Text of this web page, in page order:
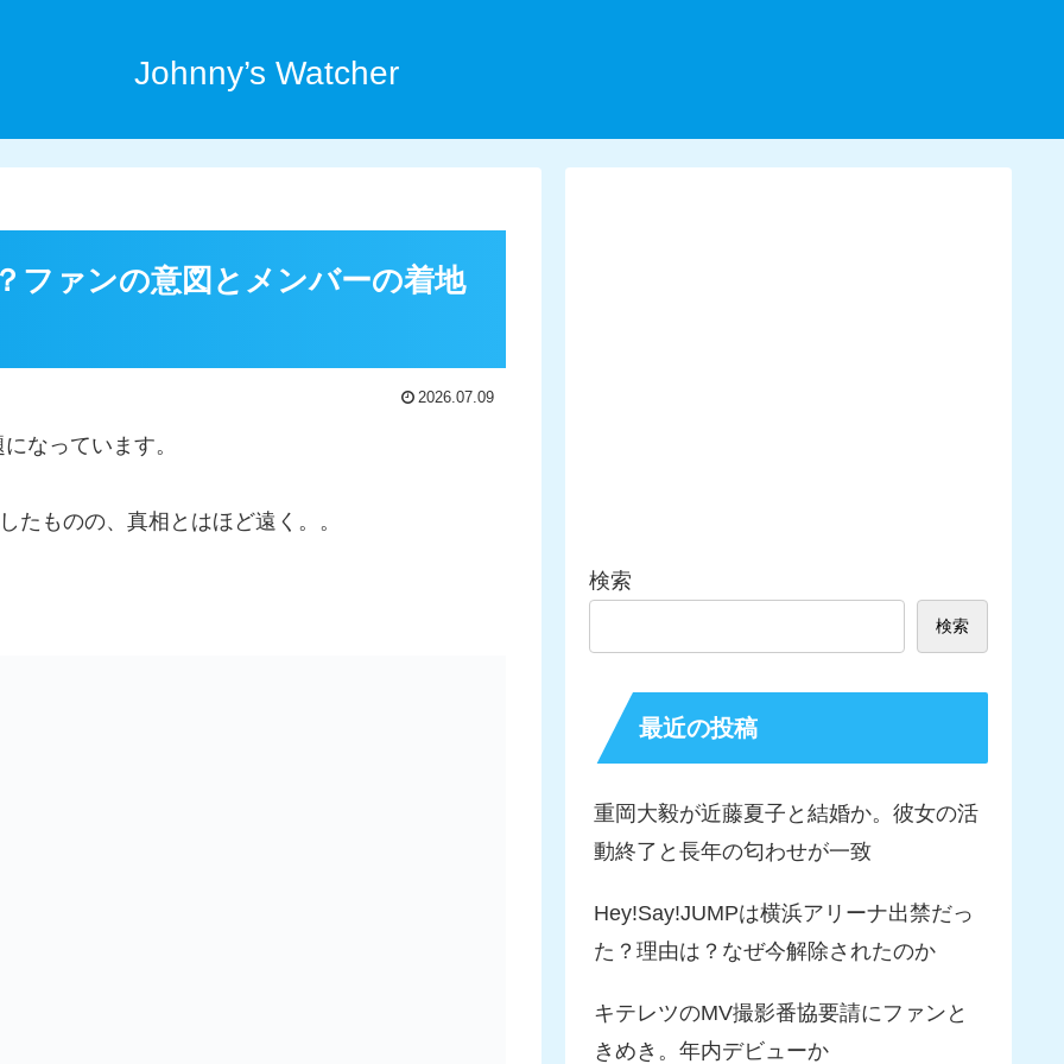
Johnny’s Watcher
ファンの意図とメンバーの着地
2026.07.09
なっています。
たものの、真相とはほど遠く。。
検索
検索
最近の投稿
重岡大毅が近藤夏子と結婚か。彼女の活
動終了と長年の匂わせが一致
Hey!Say!JUMPは横浜アリーナ出禁だっ
た？理由は？なぜ今解除されたのか
キテレツのMV撮影番協要請にファンと
きめき。年内デビューか